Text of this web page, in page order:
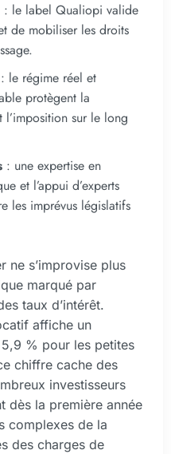
: le label Qualiopi valide
de mobiliser les droits
: le régime réel et
protègent la
l’imposition sur le long
: une expertise en
et l’appui d’experts
les imprévus législatifs
ne s’improvise plus
marqué par
taux d’intérêt.
affiche un
% pour les petites
chiffre cache des
investisseurs
dès la première année
complexes de la
des charges de